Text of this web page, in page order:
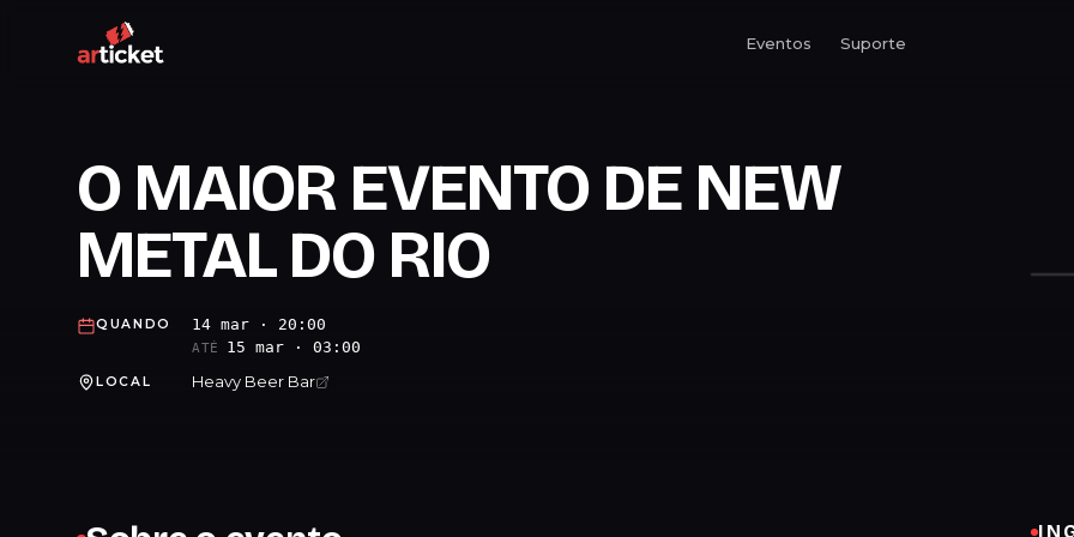
Eventos Suporte
O MAIOR EVENTO DE NEW
METAL DO RIO
QUANDO 14 mar · 20:00
ATÉ 15 mar · 03:00
LOCAL Heavy Beer Bar